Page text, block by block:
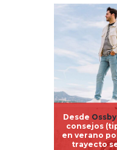
Desde Ossby
consejos
en verano
trayecto